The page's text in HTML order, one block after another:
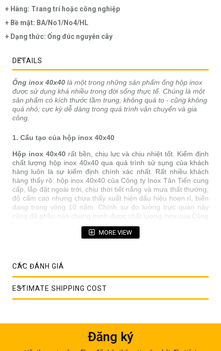
+ Hàng: Trang trí hoặc công nghiệp
+ Bề mặt: BA/No1/No4/HL
+ Dạng thức: Ống đúc nguyên cây
DETAILS
Ống inox 40x40 là một trong những sản phẩm ống hộp inox
được sử dụng khá nhiều trong đời sống thực tế. Chúng là một
sản phẩm có kích thước tầm trung, không quá to - cũng không
quá nhỏ; cực kỳ dễ dàng trong quá trình vận chuyển và gia
công.
1. Cấu tạo của hộp inox 40x40
Hộp inox 40x40rất bền, chịu lực và chịu nhiệt tốt. Kiểm định
chất lượng hộp inox 40x40 qua quá trình sử sụng của khách
hàng luôn là sự kiểm định chính xác nhất. Rất nhiều khách
hàng thấy rõ: hộp inox 40x40 của Công ty Inox Tân Tiến cung
cấp, lắp đặt ngoài trời, chịu thời tiết nắng và mưa thất thường,
độ cẩm cao nhưng chưa thấy xuất hiện dấu hiệu hoen rỉ, biến
dạng trong vòng 10 năm. Chính sự đo lường trực quan này
cũng đã phần nào chứng minh được chất lượng inox của Công
MORE VIEW
CÁC ĐÁNH GIÁ
ESTIMATE SHIPPING COST
Đăng ký